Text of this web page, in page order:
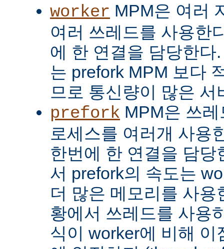
worker MPM은 여러
여러 쓰레드를 사용한
에 한 연결을 담당한다
는 prefork MPM 보다
므로 통신량이 많은 서
prefork MPM은 쓰
로세스를 여러개 사용
한번에 한 연결을 담당
서 prefork의 속도는
더 많은 메모리를 사
황에서 쓰레드를 사용
식이 worker에 비해 이